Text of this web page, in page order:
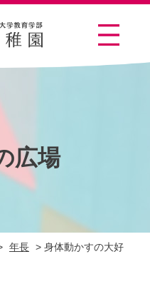
広場
年長 > 身体動かすの大好